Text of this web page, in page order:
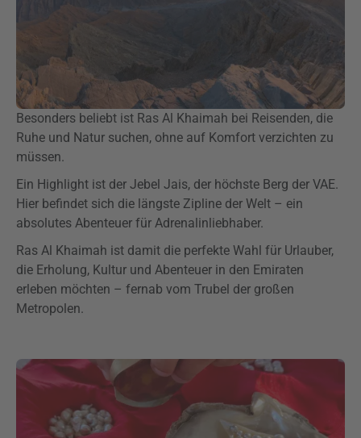
Besonders beliebt ist Ras Al Khaimah bei Reisenden, die
Ruhe und Natur suchen, ohne auf Komfort verzichten zu
müssen.
Ein Highlight ist der Jebel Jais, der höchste Berg der VAE.
Hier befindet sich die längste Zipline der Welt – ein
absolutes Abenteuer für Adrenalinliebhaber.
Ras Al Khaimah ist damit die perfekte Wahl für Urlauber,
die Erholung, Kultur und Abenteuer in den Emiraten
erleben möchten – fernab vom Trubel der großen
Metropolen.